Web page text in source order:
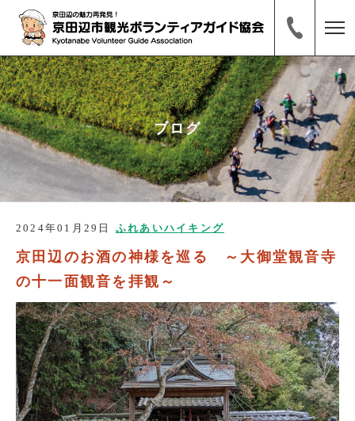
ブログ
2024年01月29日 ふれあいハイキング
京田辺のお酒の神様を巡る ～大御堂観音寺
の十一面観音を拝観～